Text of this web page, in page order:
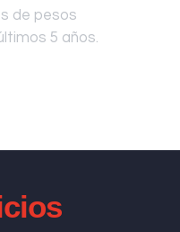
de pesos
5 años.